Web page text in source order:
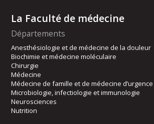
La Faculté de médecine
Départements
Anesthésiologie et de médecine de la douleur
Biochimie et médecine moléculaire
Chirurgie
Médecine
Médecine de famille et de médecine d’urgence
Microbiologie, infectiologie et immunologie
Neurosciences
Nutrition